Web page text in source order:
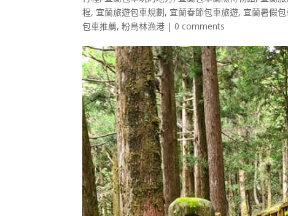
程, 宜蘭旅遊包車規劃, 宜蘭春節包車旅遊, 宜蘭暑假
包車推薦,粉鳥林漁港 | 0 comments